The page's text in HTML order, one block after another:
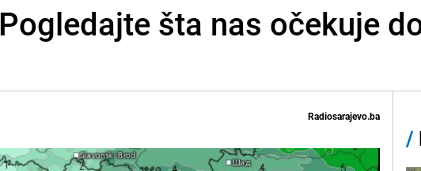
šta nas očekuje
Radiosarajevo.ba
/